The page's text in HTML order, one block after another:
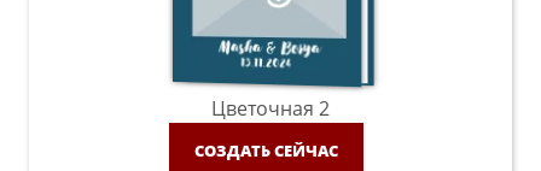
Цветочная 2
СОЗДАТЬ СЕЙЧАС